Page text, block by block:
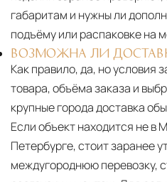
габаритам и нужны ли
подъёму или распаковке на
ВОЗМОЖНА ЛИ
Как правило, да, но условия
товара, объёма заказа и
крупные города доставка
Если объект находится не в
Петербурге, стоит заранее
междугороднюю перевозку,